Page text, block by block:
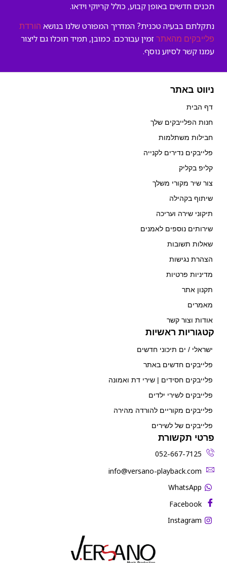
תכנים חדשים באופן קבוע, כולל קריוקי וידאו.
נתקלתם בבעיה טכנית? המדריך המפורט שלנו בנושא הורדת
פלייבקים מהאתר זמין עבורכם. כמובן, תמיד תוכלו גם ליצור
עמנו קשר לסיוע נוסף.
ניווט באתר
דף הבית
חנות הפלייבקים שלך
חבילות משתלמות
פלייבקים נדירים לקנייה
קליפ בקליק
צור שיר מקורי משלך
שיתוף בקהילה
תיקוני שירה ועריכה
שירותים נוספים לאמנים
שאלות תשובות
הצהרת נגישות
מדיניות פרטיות
תקנון אתר
מאמרים
אודות וצור קשר
קטגוריות ראשיות
ישראלי / ים תיכוני חדשים
פלייבקים חדשים באתר
פלייבקים חסידים | שירי דת ואמונה
פלייבקים לשירי ילדים
פלייבקים מקוריים להורדה מהירה
פלייבקים של לשירים
פרטי תקשורת
052-667-7125
‫info@versano-playback.com‬
WhatsApp
Facebook
Instagram